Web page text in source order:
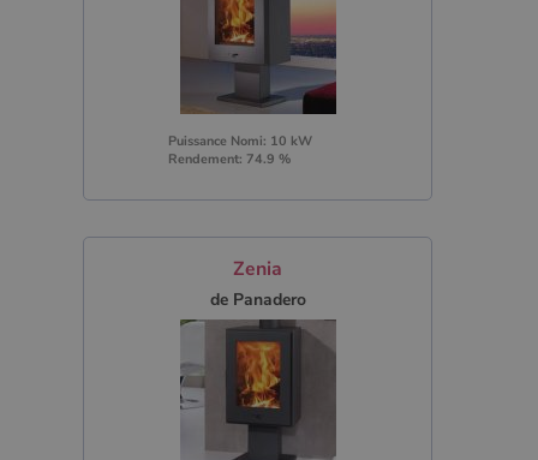
Puissance Nomi: 10 kW
Rendement: 74.9 %
Zenia
de Panadero